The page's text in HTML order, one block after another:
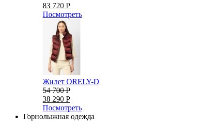
83 720 Р
Посмотреть
Жилет ORELY-D
54 700 Р
38 290 Р
Посмотреть
Горнолыжная одежда